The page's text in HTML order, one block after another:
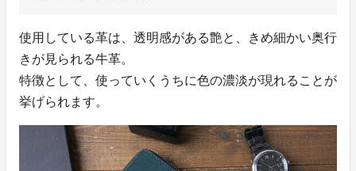
使用している革は、透明感がある艶と、きめ細かい奥行
きが見られる牛革。
特徴として、使っていくうちに色の濃淡が現れることが
挙げられます。